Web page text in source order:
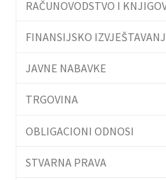
RAČUNOVODSTVO I
FINANSIJSKO
JAVNE NABAVKE
TRGOVINA
OBLIGACIONI ODNOSI
STVARNA PRAVA